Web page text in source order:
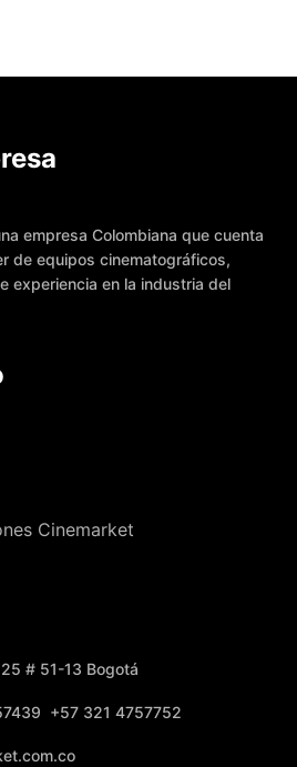
Añadir al carrito
empresa Colombiana que cuenta
de equipos cinematográficos,
experiencia en la industria del
Cinemarket
# 51-13 Bogotá
+57 321 4757752